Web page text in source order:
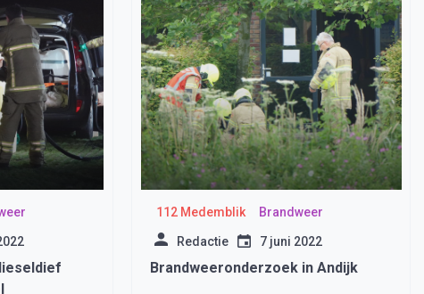
112 Medemblik Brandweer
Redactie 7 juni 2022
Brandweeronderzoek in Andijk